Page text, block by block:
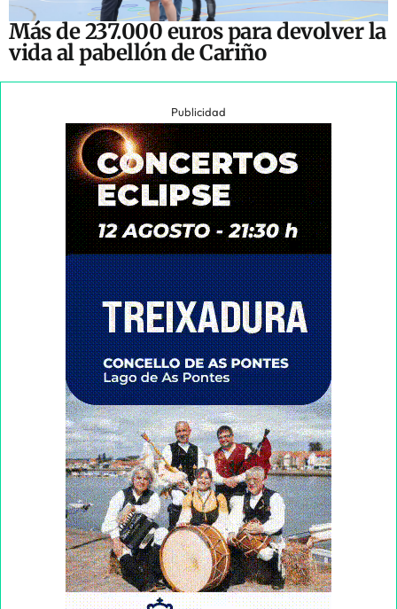
Más de 237.000 euros para devolver la
vida al pabellón de Cariño
Publicidad